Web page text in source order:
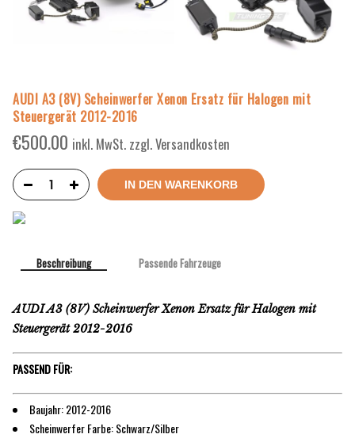
AUDI A3 (8V) Scheinwerfer Xenon Ersatz für Halogen mit
Steuergerät 2012-2016
€500.00 inkl. MwSt. zzgl. Versandkosten
IN DEN WARENKORB
Beschreibung Passende Fahrzeuge
AUDI A3 (8V) Scheinwerfer Xenon Ersatz für Halogen mit
Steuergerät 2012-2016
PASSEND FÜR:
Baujahr: 2012-2016
Scheinwerfer Farbe: Schwarz/Silber